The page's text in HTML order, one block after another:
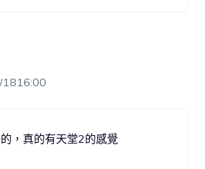
，真的有天堂2的感覺